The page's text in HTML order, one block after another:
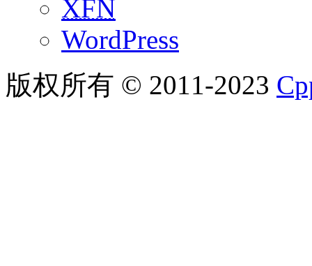
XFN
WordPress
版权所有 © 2011-2023